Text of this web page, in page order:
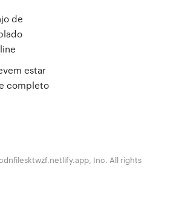
de
estar
completo
Inc. All rights